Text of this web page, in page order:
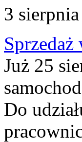
3
Już 25
Do